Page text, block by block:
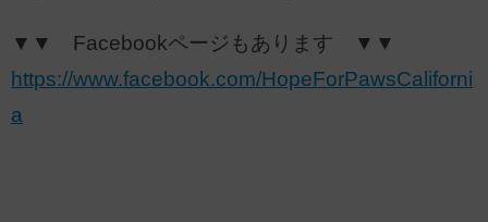
▼▼ Facebookページもあります ▼▼
https://www.facebook.com/HopeForPawsCaliforni
a